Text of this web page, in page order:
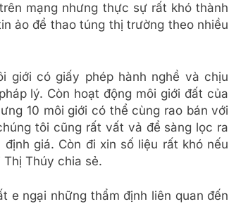
mạng nhưng thực sự rất khó thành
ảo để thao túng thị trường theo nhiều
giới có giấy phép hành nghề và chịu
lý. Còn hoạt động môi giới đất của
10 môi giới có thể cùng rao bán với
tôi cũng rất vất vả để sàng lọc ra
giá. Còn đi xin số liệu rất khó nếu
Thị Thúy chia sẻ.
e ngại những thẩm định liên quan đến